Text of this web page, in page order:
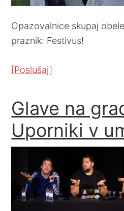
Opazovalnice skupaj
praznik: Festivus!
[Poslušaj]
Glave na
Uporniki v